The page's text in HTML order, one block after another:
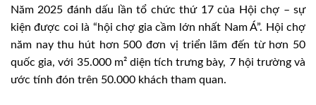
Năm 2025 đánh dấu lần tổ chức thứ 17 của Hội chợ – sự
kiện được coi là “hội chợ gia cầm lớn nhất Nam Á”. Hội chợ
năm nay thu hút hơn 500 đơn vị triển lãm đến từ hơn 50
quốc gia, với 35.000 m² diện tích trưng bày, 7 hội trường và
ước tính đón trên 50.000 khách tham quan.